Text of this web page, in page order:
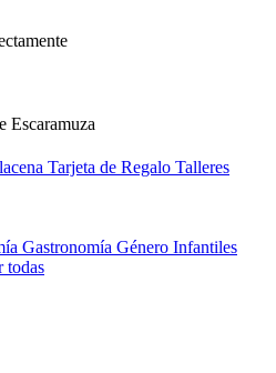
Tarjeta de Regalo Talleres
Gastronomía Género Infantiles
todas